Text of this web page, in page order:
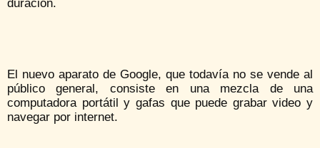
duración.
El nuevo aparato de Google, que todavía no se vende al
público general, consiste en una mezcla de una
computadora portátil y gafas que puede grabar video y
navegar por internet.